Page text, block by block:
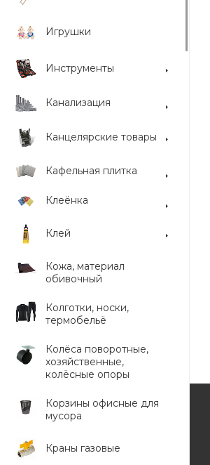
Игрушки
Инструменты
Канализация
Канцелярские товары
Кафельная плитка
Клеёнка
Клей
Кожа, материал
обивочный
Колготки, носки,
термобельё
Колёса поворотные,
хозяйственные,
колёсные опоры
Корзины офисные для
мусора
Краны газовые